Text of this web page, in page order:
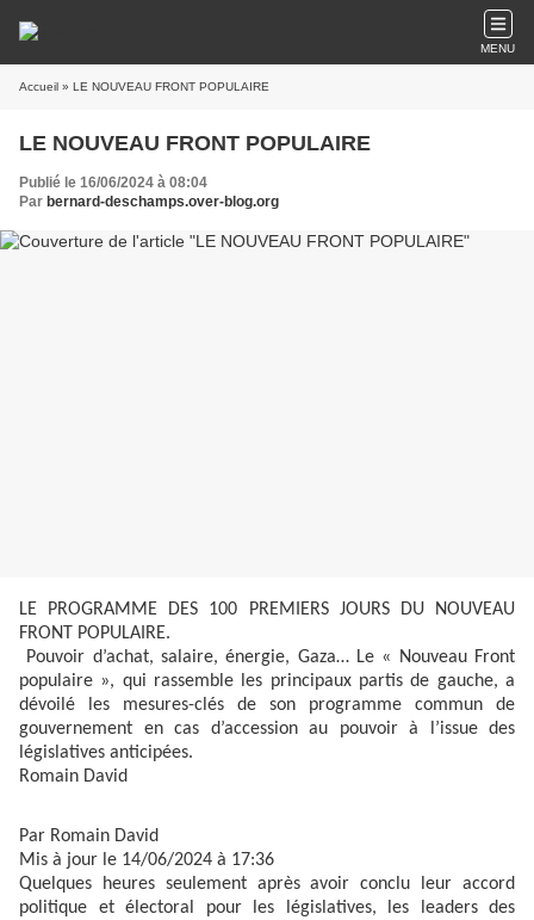
MENU
Accueil » LE NOUVEAU FRONT POPULAIRE
LE NOUVEAU FRONT POPULAIRE
Publié le 16/06/2024 à 08:04
Par bernard-deschamps.over-blog.org
LE PROGRAMME DES 100 PREMIERS JOURS DU NOUVEAU
FRONT POPULAIRE.
Pouvoir d’achat, salaire, énergie, Gaza… Le « Nouveau Front
populaire », qui rassemble les principaux partis de gauche, a
dévoilé les mesures-clés de son programme commun de
gouvernement en cas d’accession au pouvoir à l’issue des
législatives anticipées.
Romain David
Par Romain David
Mis à jour le 14/06/2024 à 17:36
Quelques heures seulement après avoir conclu leur accord
politique et électoral pour les législatives, les leaders des